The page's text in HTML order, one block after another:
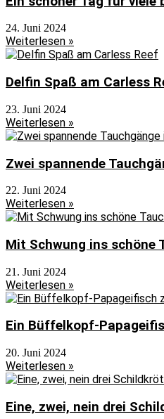
24. Juni 2024
Weiterlesen »
Delfin Spaß am Carless
23. Juni 2024
Weiterlesen »
Zwei spannende
22. Juni 2024
Weiterlesen »
Mit Schwung ins schöne
21. Juni 2024
Weiterlesen »
Ein Büffelkopf-
20. Juni 2024
Weiterlesen »
Eine, zwei, nein drei